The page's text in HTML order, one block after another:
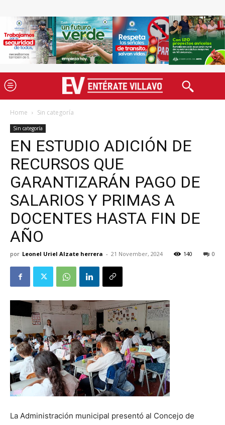
Home Sin categoría
Sin categoría
EN ESTUDIO ADICIÓN DE
RECURSOS QUE
GARANTIZARÁN PAGO DE
SALARIOS Y PRIMAS A
DOCENTES HASTA FIN DE
AÑO
por Leonel Uriel Alzate herrera - 21 November, 2024 0
140
La Administración municipal presentó al Concejo de